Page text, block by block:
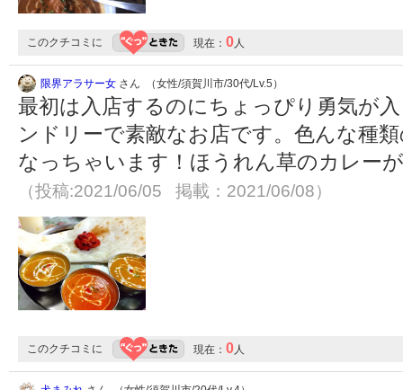
このクチコミに 現在： 0人
限界アラサー女 さん （女性/須賀川市/30代/Lv.5）
最初は入店するのにちょっぴり勇気が
ンドリーで素敵なお店です。色んな種
なっちゃいます！ほうれん草のカレー
（投稿:2021/06/05 掲載：2021/06/08）
このクチコミに 現在： 0人